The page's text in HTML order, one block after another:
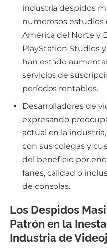
industria despidos
numerosos estudios
América del Norte y
PlayStation Studios
han estado
servicios de
períodos rentables.
Desarrolladores de
expresando
actual en la
con sus colegas y
del beneficio por
fanes, calidad o
de consolas.
Los Despidos
Patrón en la
Industria de